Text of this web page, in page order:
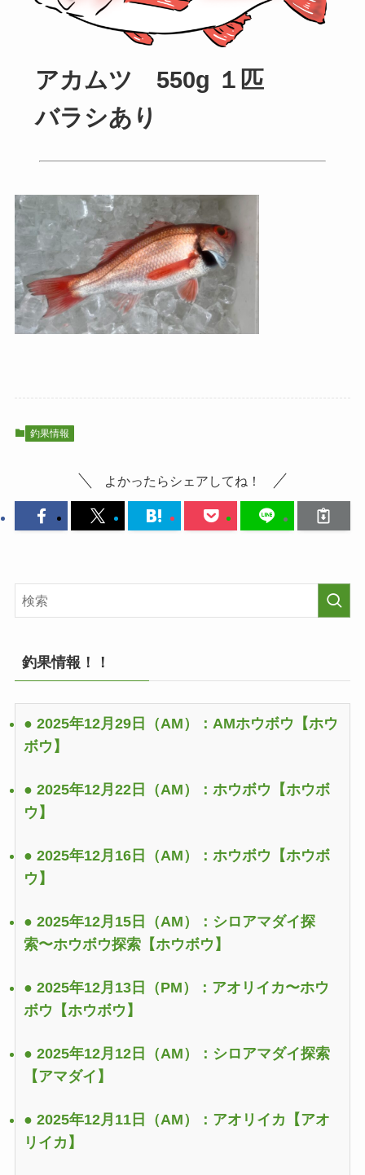
アカムツ 550g １匹
バラシあり
釣果情報
よかったらシェアしてね！
釣果情報！！
● 2025年12月29日（AM）：AMホウボウ 【ホウ
ボウ】
● 2025年12月22日（AM）：ホウボウ 【ホウボ
ウ】
● 2025年12月16日（AM）：ホウボウ 【ホウボ
ウ】
● 2025年12月15日（AM）：シロアマダイ探
索〜ホウボウ探索【ホウボウ】
● 2025年12月13日（PM）：アオリイカ〜ホウ
ボウ 【ホウボウ】
● 2025年12月12日（AM）：シロアマダイ探索
【アマダイ】
● 2025年12月11日（AM）：アオリイカ 【アオ
リイカ】